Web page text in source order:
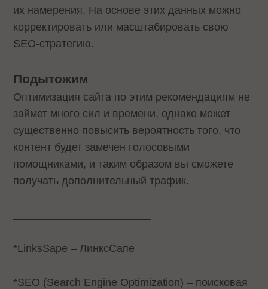
их намерения. На основе этих данных можно
корректировать или масштабировать свою
SEO-стратегию.
Подытожим
Оптимизация сайта по этим рекомендациям не
займет много сил и времени, однако может
существенно повысить вероятность того, что
контент будет замечен голосовыми
помощниками, и таким образом вы сможете
получать дополнительный трафик.
*LinksSape – ЛинксСапе
*SEO (Search Engine Optimization) – поисковая